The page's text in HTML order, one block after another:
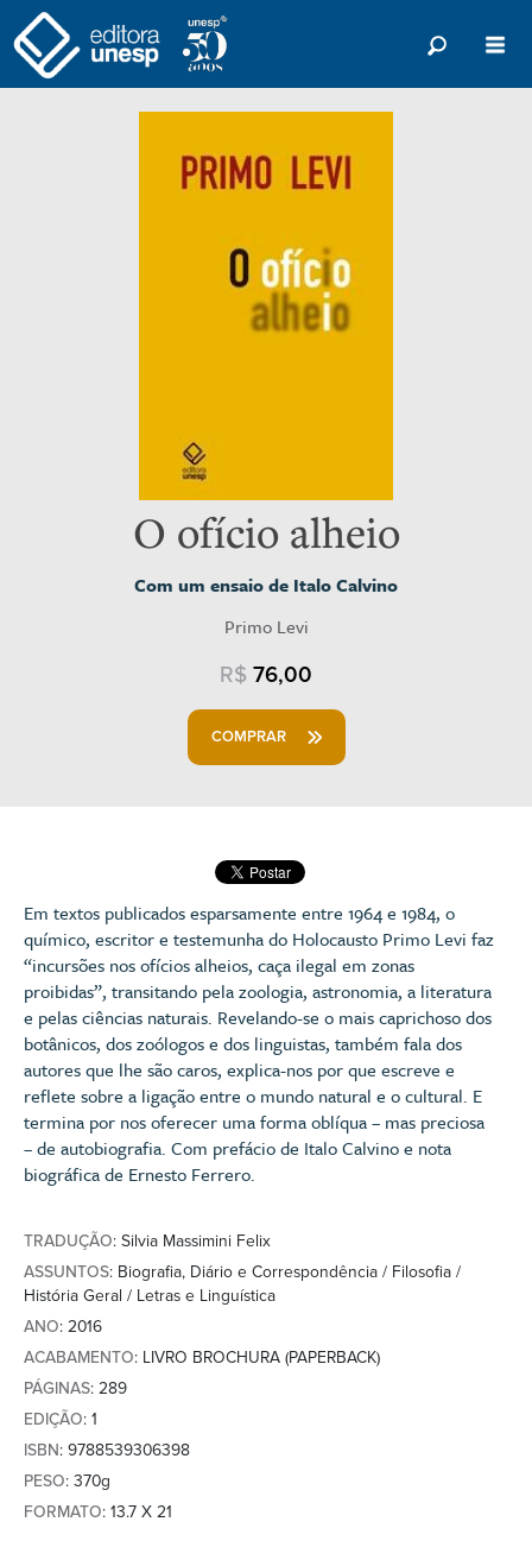
O ofício alheio
Com um ensaio de Italo Calvino
Primo Levi
R$ 76,00
COMPRAR
Em textos publicados esparsamente entre 1964 e 1984, o
químico, escritor e testemunha do Holocausto Primo Levi faz
“incursões nos ofícios alheios, caça ilegal em zonas
proibidas”, transitando pela zoologia, astronomia, a literatura
e pelas ciências naturais. Revelando-se o mais caprichoso dos
botânicos, dos zoólogos e dos linguistas, também fala dos
autores que lhe são caros, explica-nos por que escreve e
reflete sobre a ligação entre o mundo natural e o cultural. E
termina por nos oferecer uma forma oblíqua – mas preciosa
– de autobiografia. Com prefácio de Italo Calvino e nota
biográfica de Ernesto Ferrero.
TRADUÇÃO: Silvia Massimini Felix
ASSUNTOS: Biografia, Diário e Correspondência / Filosofia /
História Geral / Letras e Linguística
ANO: 2016
ACABAMENTO: LIVRO BROCHURA (PAPERBACK)
PÁGINAS: 289
EDIÇÃO: 1
ISBN: 9788539306398
PESO: 370g
FORMATO: 13.7 X 21